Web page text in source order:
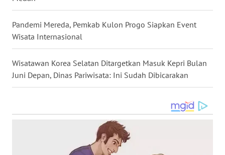
Pandemi Mereda, Pemkab Kulon Progo Siapkan Event
Wisata Internasional
Wisatawan Korea Selatan Ditargetkan Masuk Kepri Bulan
Juni Depan, Dinas Pariwisata: Ini Sudah Dibicarakan
WN
TEBING
WN
PAKPAK